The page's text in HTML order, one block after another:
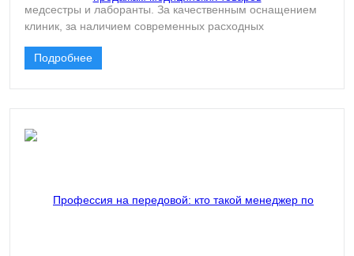
медсестры и лаборанты. За качественным оснащением
клиник, за наличием современных расходных
операционной именно тогда, когда он необходим, стоят
менеджеры по продажам медицинских товаров.
Подробнее